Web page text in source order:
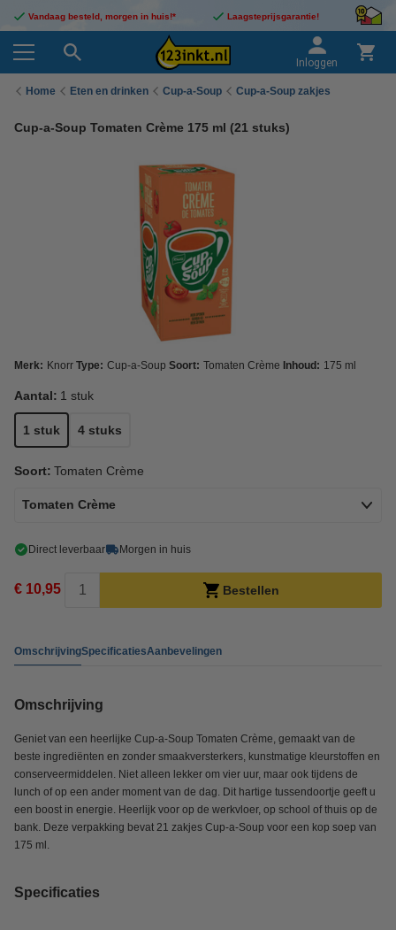
Vandaag besteld, morgen in huis!* Laagsteprijsgarantie!
Inloggen
Home Eten en drinken Cup-a-Soup Cup-a-Soup zakjes
Cup-a-Soup Tomaten Crème 175 ml (21 stuks)
Merk: Knorr Type: Cup-a-Soup Soort: Tomaten Crème Inhoud: 175 ml
Aantal: 1 stuk
1 stuk 4 stuks
Soort: Tomaten Crème
Tomaten Crème
Direct leverbaar Morgen in huis
€ 10,95 Bestellen
OmschrijvingSpecificatiesAanbevelingen
Omschrijving
Geniet van een heerlijke Cup-a-Soup Tomaten Crème, gemaakt van de
beste ingrediënten en zonder smaakversterkers, kunstmatige kleurstoffen en
conserveermiddelen. Niet alleen lekker om vier uur, maar ook tijdens de
lunch of op een ander moment van de dag. Dit hartige tussendoortje geeft u
een boost in energie. Heerlijk voor op de werkvloer, op school of thuis op de
bank. Deze verpakking bevat 21 zakjes Cup-a-Soup voor een kop soep van
175 ml.
Specificaties